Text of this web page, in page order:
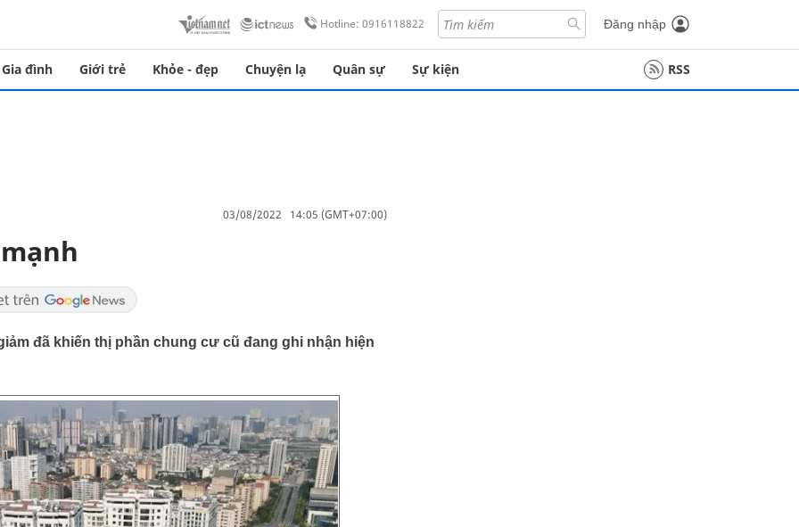
Hotline: 0916118822 Đăng nhập
Gia đình Giới trẻ Khỏe - đẹp Chuyện lạ Quân sự Sự kiện RSS
03/08/2022 14:05 (GMT+07:00)
đã khiến thị phần chung cư cũ đang ghi nhận hiện